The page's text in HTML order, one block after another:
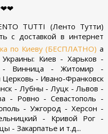
TUTTI (Ленто Тутти)
с доставкой в интернет
по Киеву (БЕСПЛАТНО) а
Киев - Харьков -
- Винница - Житомир -
- Ивано-Франковск
- Лубны - Луцк - Львов -
- Ровно - Севастополь -
- Ужгород - Херсон -
- Кривой Рог -
- Закарпатье и т.д...